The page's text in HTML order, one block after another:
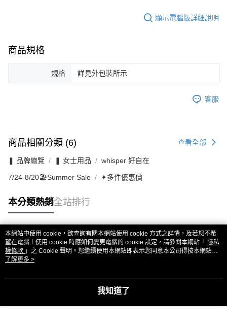
顯示電腦版詳細說明
商品規格
規格 詳見外包裝所示
客服
商品相關分類 (6) 查看全部
❚ 品牌總覽 ❚ 女士用品 whisper 好自在
7/24-8/20🏖️Summer Sale ✦多件優惠價
本分類熱銷全站排行
熱門標籤
本網站中使用 cookie，欲查詢有關本網站使用 cookie 方式之詳情，及若您不希
望在電腦上使用 cookie 時應如何變更電腦的 cookie 設定，請參閱本網站「 隱私
權條款 」之 Cookie 聲明。您繼續使用本網站即表示您同意本公司得按本網站使
用條款之 Cookie 聲明使用 cookie。
了解更多 >
我知道了